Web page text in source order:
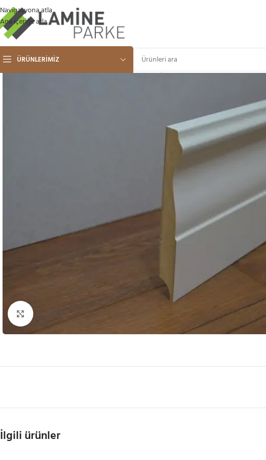
Navigasyona atla
Ana içeriğe atla
ÜRÜNLERIMIZ
KATEGORI SEÇ
İlgili ürünler